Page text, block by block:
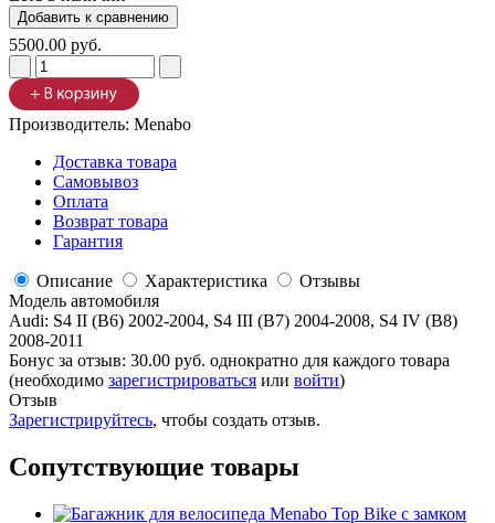
5500.00 руб.
Производитель: Menabo
Доставка товара
Самовывоз
Оплата
Возврат товара
Гарантия
Описание Характеристика
Отзывы
Модель автомобиля
Audi: S4 II (B6) 2002-2004, S4 III (B7) 2004-2008, S4 IV (B8)
2008-2011
Бонус за отзыв: 30.00 руб. однократно для каждого товара
(необходимо зарегистрироваться или войти)
Отзыв
Зарегистрируйтесь, чтобы создать отзыв.
Сопутствующие товары